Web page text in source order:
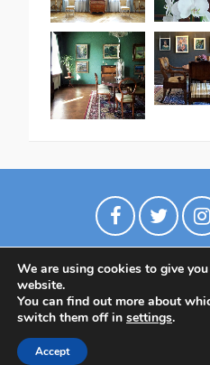
Политика
We are using cookies to give
website.
You can find out more about
switch them off in settings.
Accept